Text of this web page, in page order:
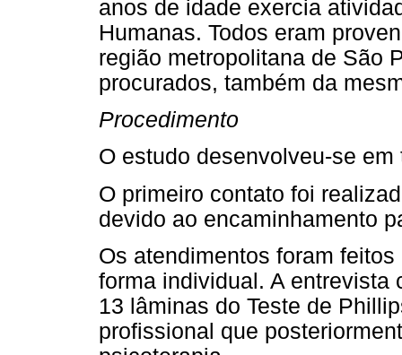
anos de idade exercia
Humanas. Todos eram
região metropolitana de São
procurados, também da
Procedimento
O estudo desenvolveu-se em
O primeiro contato foi
devido ao encaminhamento
Os atendimentos foram
forma individual. A
13 lâminas do Teste de
profissional que